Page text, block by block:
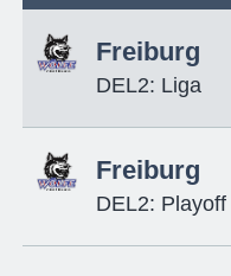
Freiburg
DEL2: Liga
Freiburg
DEL2: Playoff